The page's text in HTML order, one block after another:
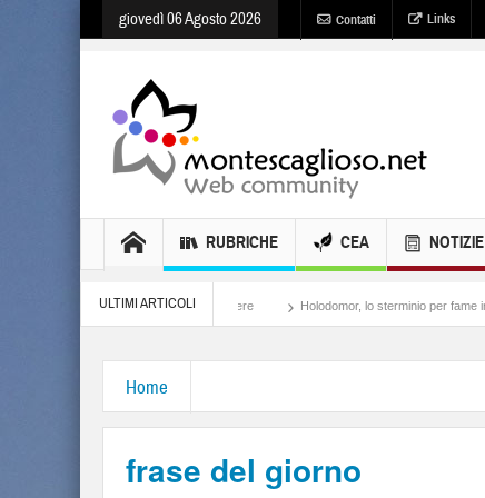
giovedì 06 Agosto 2026 Contatti Links
RUBRICHE CEA NOTIZIE
ULTIMI ARTICOLI
Meloni, il lamento al potere Holodomor, lo sterminio per fame in Ucraina
Home
frase del giorno